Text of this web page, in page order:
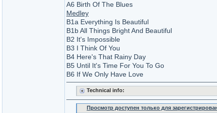
A6 Birth Of The Blues
Medley
B1a Everything Is Beautiful
B1b All Things Bright And Beautiful
B2 It's Impossible
B3 I Think Of You
B4 Here's That Rainy Day
B5 Until It's Time For You To Go
B6 If We Only Have Love
Technical info:
Просмотр доступен только для